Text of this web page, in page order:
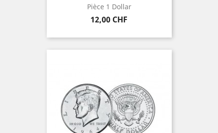
Pièce 1 Dollar
Prix
12,00 CHF